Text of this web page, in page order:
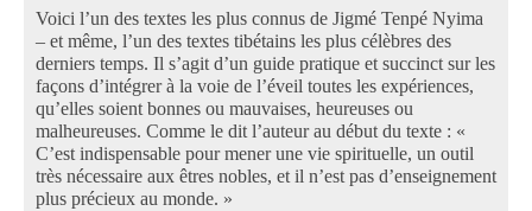
Voici l’un des textes les plus connus de Jigmé Tenpé Nyima
– et même, l’un des textes tibétains les plus célèbres des
derniers temps. Il s’agit d’un guide pratique et succinct sur les
façons d’intégrer à la voie de l’éveil toutes les expériences,
qu’elles soient bonnes ou mauvaises, heureuses ou
malheureuses. Comme le dit l’auteur au début du texte : «
C’est indispensable pour mener une vie spirituelle, un outil
très nécessaire aux êtres nobles, et il n’est pas d’enseignement
plus précieux au monde. »